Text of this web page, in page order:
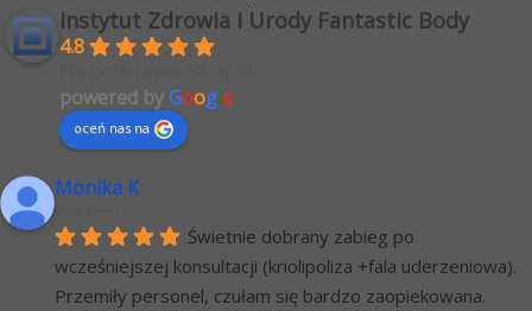
Instytut Zdrowia i Urody Fantastic Body
4.8
powered byGoogle
oceń nas na
Monika K
Świetnie dobrany zabieg po
wcześniejszej konsultacji (kriolipoliza +fala uderzeniowa).
Przemiły personel, czułam się bardzo zaopiekowana.